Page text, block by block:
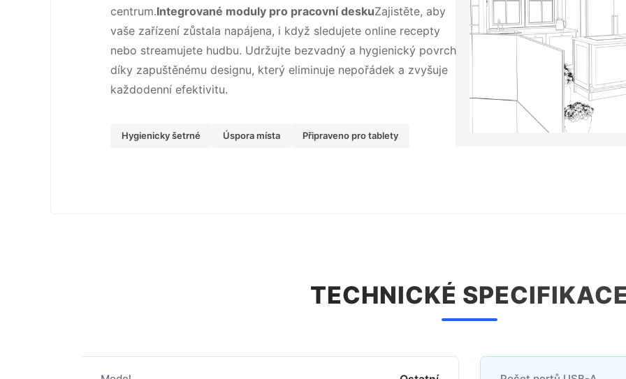
centrum.Integrované moduly pro pracovní deskuZajistěte, aby
vaše zařízení zůstala napájena, i když sledujete online recepty
nebo streamujete hudbu. Udržujte bezvadný a hygienický povrch
díky zapuštěnému designu, který eliminuje nepořádek a zvyšuje
každodenní efektivitu.
Hygienicky šetrné Úspora místa Připraveno pro tablety
TECHNICKÉ